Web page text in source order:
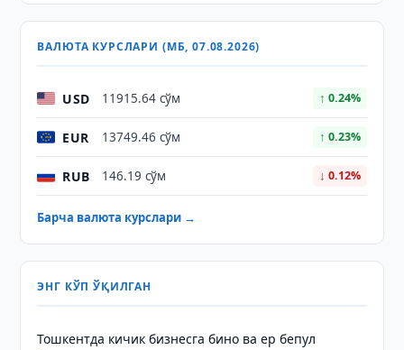
ВАЛЮТА КУРСЛАРИ (МБ, 07.08.2026)
USD 11915.64 сўм ↑ 0.24%
EUR 13749.46 сўм ↑ 0.23%
RUB 146.19 сўм ↓ 0.12%
Барча валюта курслари →
ЭНГ КЎП ЎҚИЛГАН
Тошкентда кичик бизнесга бино ва ер бепул